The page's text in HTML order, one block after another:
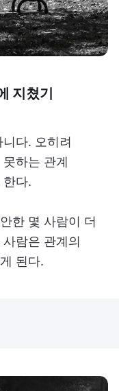
지쳤기
다. 오히려
하는 관계
한다.
한 몇 사람이 더
람은 관계의
된다.